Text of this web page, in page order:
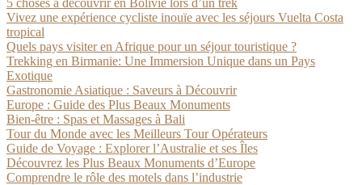
5 choses à découvrir en Bolivie lors d’un trek
Vivez une expérience cycliste inouïe avec les séjours Vuelta Costa
tropical
Quels pays visiter en Afrique pour un séjour touristique ?
Trekking en Birmanie: Une Immersion Unique dans un Pays
Exotique
Gastronomie Asiatique : Saveurs à Découvrir
Europe : Guide des Plus Beaux Monuments
Bien-être : Spas et Massages à Bali
Tour du Monde avec les Meilleurs Tour Opérateurs
Guide de Voyage : Explorer l’Australie et ses Îles
Découvrez les Plus Beaux Monuments d’Europe
Comprendre le rôle des motels dans l’industrie